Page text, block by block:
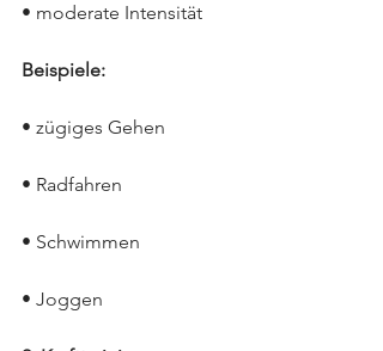
• moderate Intensität
Beispiele:
• zügiges Gehen
• Radfahren
• Schwimmen
• Joggen